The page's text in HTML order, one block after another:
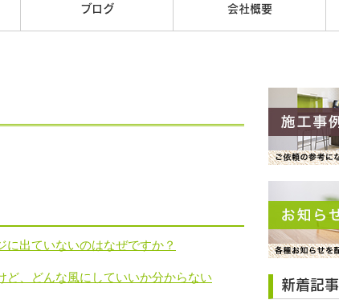
ブログ 会社概要
に出ていないのはなぜですか？
ど、どんな風にしていいか分からない 新着記事